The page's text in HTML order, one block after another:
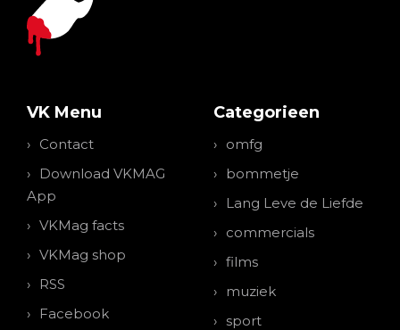
VK Menu
Contact
Download VKMAG
App
VKMag facts
VKMag shop
RSS
Facebook
Categorieen
omfg
bommetje
Lang Leve de Liefde
commercials
films
muziek
sport